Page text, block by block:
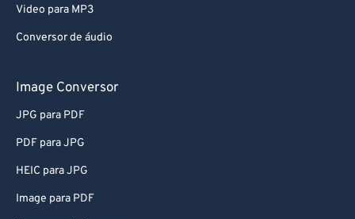
Video para MP3
Conversor de áudio
Image Conversor
JPG para PDF
PDF para JPG
HEIC para JPG
Image para PDF